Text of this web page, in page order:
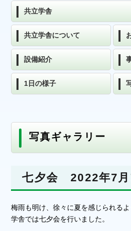
共立学舎
共立学舎について
設備紹介
1日の様子
写真ギャラリー
七夕会 2022年7月
梅雨も明け、徐々に夏を感じられる
学舎では七夕会を行いました。